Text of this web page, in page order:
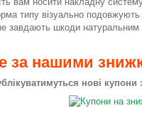
типу візуально подовжують
завдають шкоди натуральним
за нашими
нові купони